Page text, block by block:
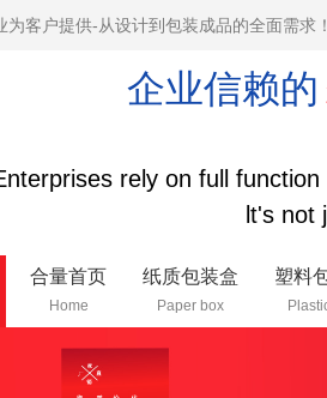
为客户提供-从设计到包装成品的全面需求
企业信赖的
rely on full
lt's not
合量首页
Home
纸质包装盒
Paper box
塑料